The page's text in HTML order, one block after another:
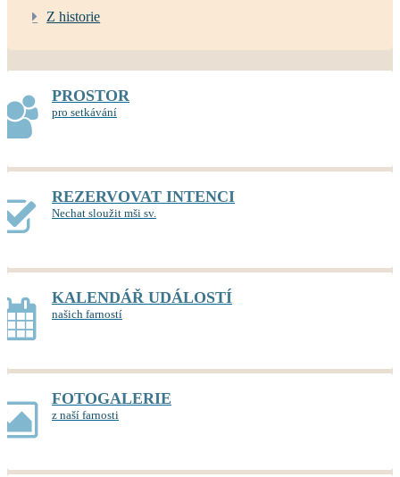
Z historie
PROSTOR
pro setkávání
REZERVOVAT INTENCI
Nechat sloužit mši sv.
KALENDÁŘ UDÁLOSTÍ
našich farností
FOTOGALERIE
z naší farnosti